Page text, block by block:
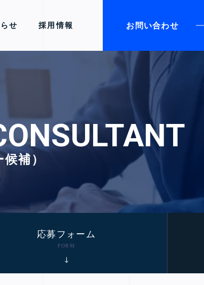
せ 採用情報 お問い合わせ
補）
応募フォーム
FORM